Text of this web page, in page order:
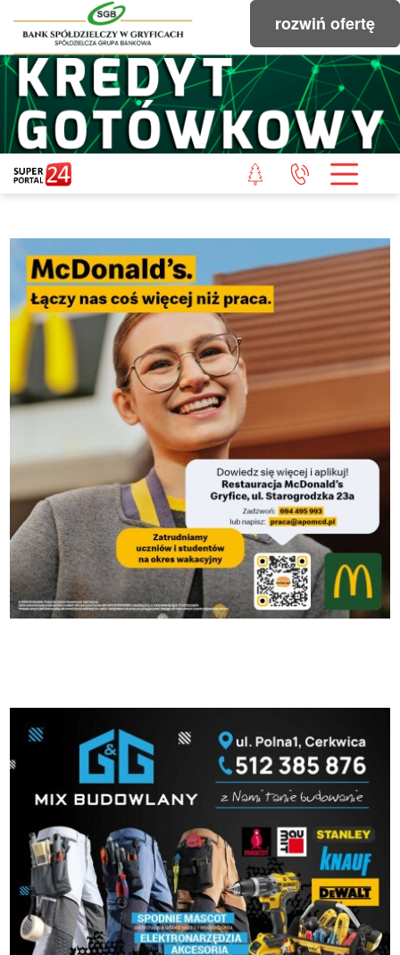
rozwiń ofertę
STRONA GŁÓWNA
POWIAT GRYFICKI
WIADOMOŚCI Z LASU
STUDIO SUPERPORTALU
KONTAKT
REDAKCJA
REGULAMIN